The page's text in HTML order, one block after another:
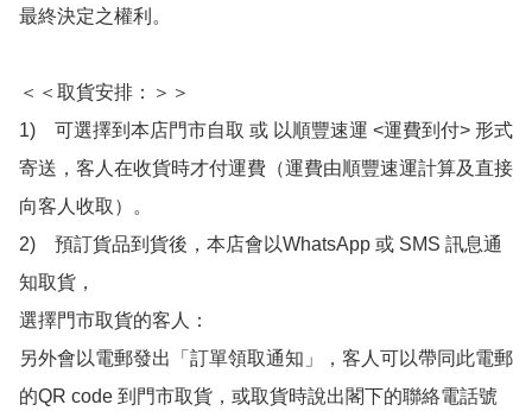
最終決定之權利。
＜＜取貨安排：＞＞
1)　可選擇到本店門市自取 或 以順豐速運 <運費到付> 形式
寄送，客人在收貨時才付運費（運費由順豐速運計算及直接
向客人收取）。
2)　預訂貨品到貨後，本店會以WhatsApp 或 SMS 訊息通
知取貨，
選擇門市取貨的客人：
另外會以電郵發出「訂單領取通知」，客人可以帶同此電郵
的QR code 到門市取貨，或取貨時說出閣下的聯絡電話號